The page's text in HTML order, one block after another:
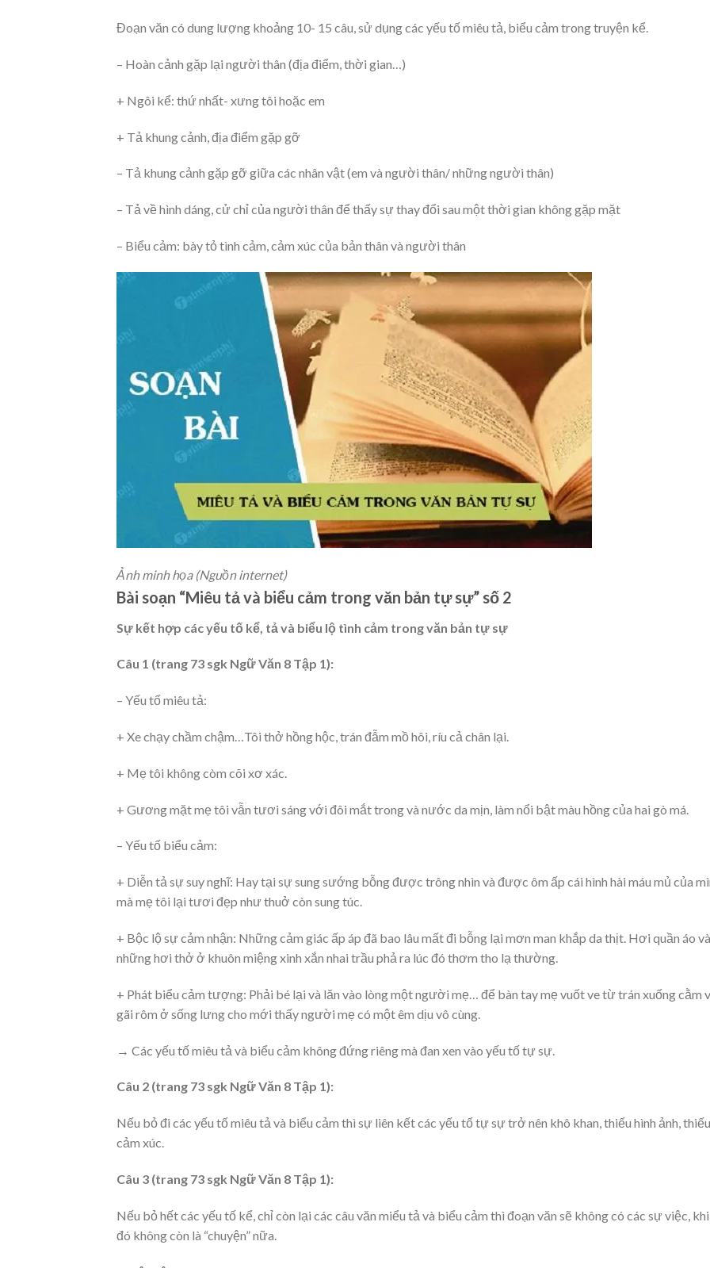
Đoạn văn có dung lượng khoảng 10- 15 câu, sử dụng các yếu tố miêu tả, biểu cảm trong truyện kể.
– Hoàn cảnh gặp lại người thân (địa điểm, thời gian…)
+ Ngôi kể: thứ nhất- xưng tôi hoặc em
+ Tả khung cảnh, địa điểm gặp gỡ
– Tả khung cảnh gặp gỡ giữa các nhân vật (em và người thân/ những người thân)
– Tả về hình dáng, cử chỉ của người thân để thấy sự thay đổi sau một thời gian không gặp mặt
– Biểu cảm: bày tỏ tình cảm, cảm xúc của bản thân và người thân
Ảnh minh họa (Nguồn internet)
Bài soạn “Miêu tả và biểu cảm trong văn bản tự sự” số 2
Sự kết hợp các yếu tố kể, tả và biểu lộ tình cảm trong văn bản tự sự
Câu 1 (trang 73 sgk Ngữ Văn 8 Tập 1):
– Yếu tố miêu tả:
+ Xe chạy chầm chậm…Tôi thở hồng hộc, trán đẫm mồ hôi, ríu cả chân lại.
+ Mẹ tôi không còm cõi xơ xác.
+ Gương mặt mẹ tôi vẫn tươi sáng với đôi mắt trong và nước da mịn, làm nổi bật màu hồng của hai gò má.
– Yếu tố biểu cảm:
+ Diễn tả sự suy nghĩ: Hay tại sự sung sướng bỗng được trông nhìn và được ôm ấp cái hình hài máu mủ của
mà mẹ tôi lại tươi đẹp như thuở còn sung túc.
+ Bộc lộ sự cảm nhận: Những cảm giác ấp áp đã bao lâu mất đi bỗng lại mơn man khắp da thịt. Hơi quần áo và
những hơi thở ở khuôn miệng xinh xắn nhai trầu phả ra lúc đó thơm tho lạ thường.
+ Phát biểu cảm tượng: Phải bé lại và lăn vào lòng một người mẹ… để bàn tay mẹ vuốt ve từ trán xuống cằm
gãi rôm ở sống lưng cho mới thấy người mẹ có một êm dịu vô cùng.
→ Các yếu tố miêu tả và biểu cảm không đứng riêng mà đan xen vào yếu tố tự sự.
Câu 2 (trang 73 sgk Ngữ Văn 8 Tập 1):
Nếu bỏ đi các yếu tố miêu tả và biểu cảm thì sự liên kết các yếu tố tự sự trở nên khô khan, thiếu hình ảnh, thiếu
cảm xúc.
Câu 3 (trang 73 sgk Ngữ Văn 8 Tập 1):
Nếu bỏ hết các yếu tố kể, chỉ còn lại các câu văn miểu tả và biểu cảm thì đoạn văn sẽ không có các sự việc,
đó không còn là “chuyện” nữa.